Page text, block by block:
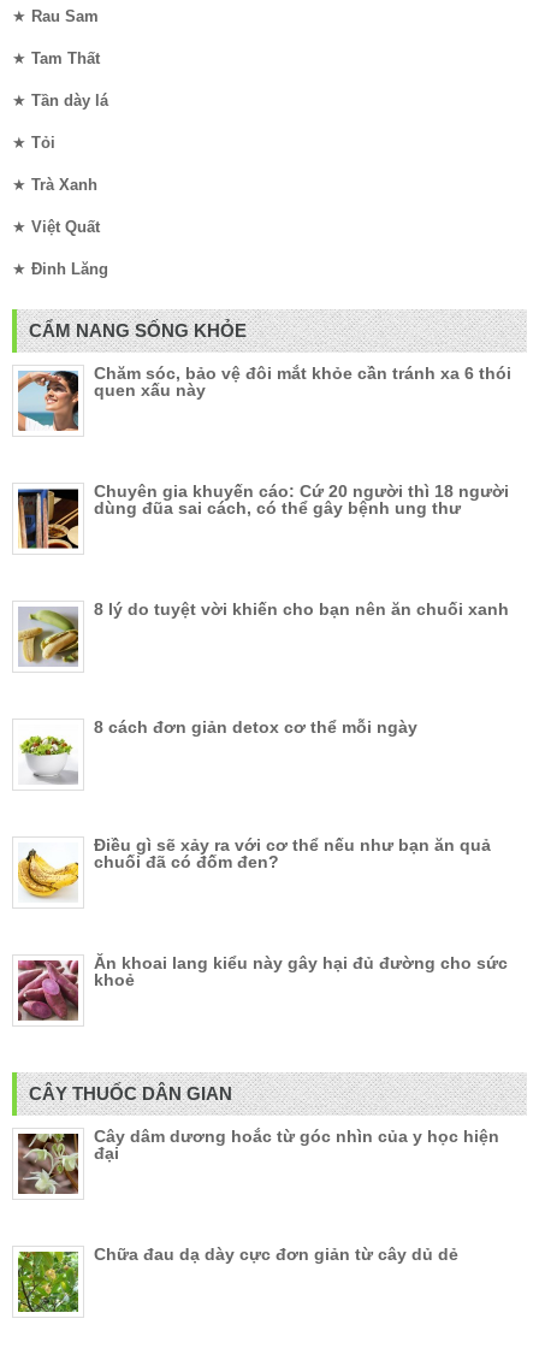
★ Rau Sam
★ Tam Thất
★ Tần dày lá
★ Tỏi
★ Trà Xanh
★ Việt Quất
★ Đinh Lăng
CẨM NANG SỐNG KHỎE
Chăm sóc, bảo vệ đôi mắt khỏe cần tránh xa 6 thói
quen xấu này
Chuyên gia khuyến cáo: Cứ 20 người thì 18 người
dùng đũa sai cách, có thể gây bệnh ung thư
8 lý do tuyệt vời khiến cho bạn nên ăn chuối xanh
8 cách đơn giản detox cơ thể mỗi ngày
Điều gì sẽ xảy ra với cơ thể nếu như bạn ăn quả
chuối đã có đốm đen?
Ăn khoai lang kiểu này gây hại đủ đường cho sức
khoẻ
CÂY THUỐC DÂN GIAN
Cây dâm dương hoắc từ góc nhìn của y học hiện
đại
Chữa đau dạ dày cực đơn giản từ cây dủ dẻ